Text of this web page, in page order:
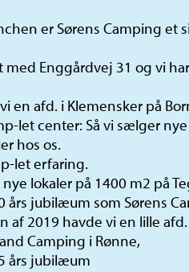
er Sørens Camping et
med Enggårdvej 31 og vi
en afd. i Klemensker på
let center: Så vi sælger
hos os.
let erfaring.
lokaler på 1400 m2 på
års jubilæum som Sørens
af 2019 havde vi en lille
Camping i Rønne,
års jubilæum